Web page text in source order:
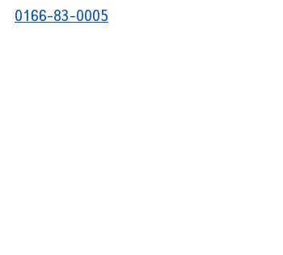
0166-83-0005